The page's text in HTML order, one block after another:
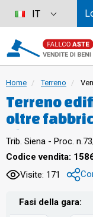
Home Terreno
Terreno
oltre
ultimazione
parcheggio
cessione al
Trib. Siena - Proc.
Codice vendita:
Visite: 171
Fasi della gara:
IT